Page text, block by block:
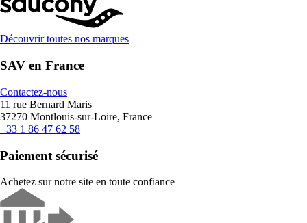
Découvrir toutes nos marques
SAV en France
Contactez-nous
11 rue Bernard Maris
37270 Montlouis-sur-Loire, France
+33 1 86 47 62 58
Paiement sécurisé
Achetez sur notre site en toute confiance